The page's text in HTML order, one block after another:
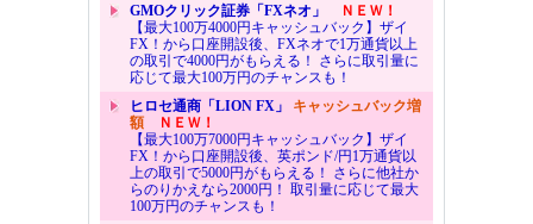
GMOクリック証券「FXネオ」
ＮＥＷ！
【最大100万4000円キャッシュバック】ザイ
FX！から口座開設後、FXネオで1万通貨以上
の取引で4000円がもらえる！ さらに取引量に
応じて最大100万円のチャンスも！
ヒロセ通商「LION FX」 キャッシュバック増
額ＮＥＷ！
【最大100万7000円キャッシュバック】ザイ
FX！から口座開設後、英ポンド/円1万通貨以
上の取引で5000円がもらえる！ さらに他社か
らのりかえなら2000円！ 取引量に応じて最大
100万円のチャンスも！